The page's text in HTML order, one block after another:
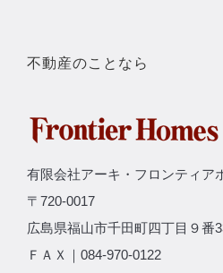
不動産のことなら
有限会社アーキ・フロンティア
〒720-0017
広島県福山市千田町四丁目９番
ＦＡＸ｜084-970-0122